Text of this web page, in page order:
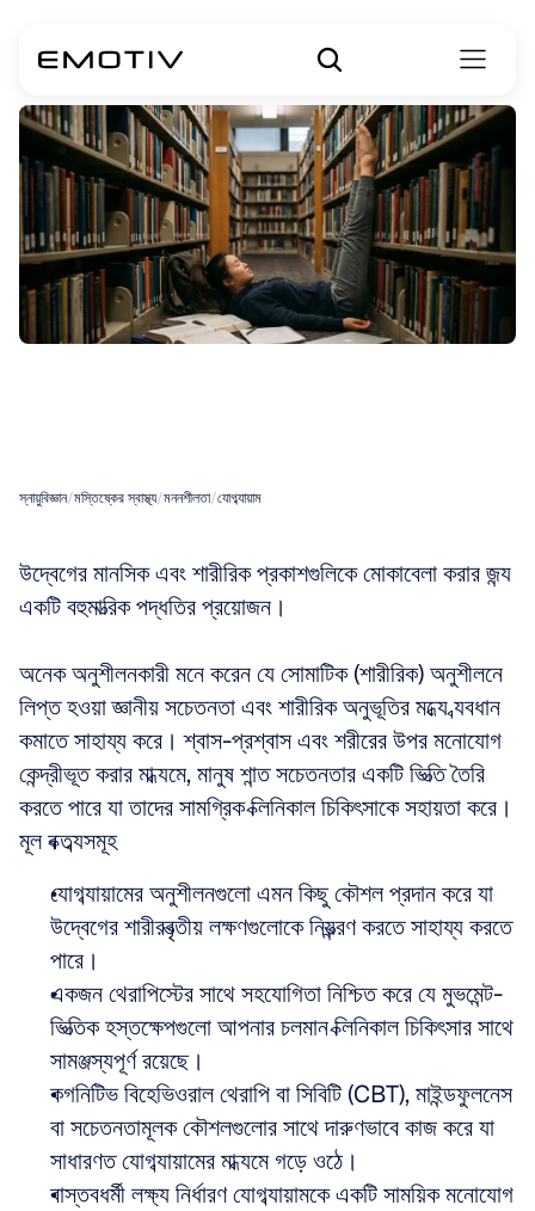
স্নায়ুবিজ্ঞান/মস্তিষ্কের স্বাস্থ্য/মননশীলতা/যোগব্যায়াম
উদ্বেগের মানসিক এবং শারীরিক প্রকাশগুলিকে মোকাবেলা করার জন্য
একটি বহুমাত্রিক পদ্ধতির প্রয়োজন।
অনেক অনুশীলনকারী মনে করেন যে সোমাটিক (শারীরিক) অনুশীলনে
লিপ্ত হওয়া জ্ঞানীয় সচেতনতা এবং শারীরিক অনুভূতির মধ্যে ব্যবধান
কমাতে সাহায্য করে। শ্বাস-প্রশ্বাস এবং শরীরের উপর মনোযোগ
কেন্দ্রীভূত করার মাধ্যমে, মানুষ শান্ত সচেতনতার একটি ভিত্তি তৈরি
করতে পারে যা তাদের সামগ্রিক ক্লিনিকাল চিকিৎসাকে সহায়তা করে।
মূল বক্তব্যসমূহ
যোগব্যায়ামের অনুশীলনগুলো এমন কিছু কৌশল প্রদান করে যা
উদ্বেগের শারীরবৃত্তীয় লক্ষণগুলোকে নিয়ন্ত্রণ করতে সাহায্য করতে
পারে।
একজন থেরাপিস্টের সাথে সহযোগিতা নিশ্চিত করে যে মুভমেন্ট-
ভিত্তিক হস্তক্ষেপগুলো আপনার চলমান ক্লিনিকাল চিকিৎসার সাথে
সামঞ্জস্যপূর্ণ রয়েছে।
কগনিটিভ বিহেভিওরাল থেরাপি বা সিবিটি (CBT), মাইন্ডফুলনেস
বা সচেতনতামূলক কৌশলগুলোর সাথে দারুণভাবে কাজ করে যা
সাধারণত যোগব্যায়ামের মাধ্যমে গড়ে ওঠে।
বাস্তবধর্মী লক্ষ্য নির্ধারণ যোগব্যায়ামকে একটি সাময়িক মনোযোগ